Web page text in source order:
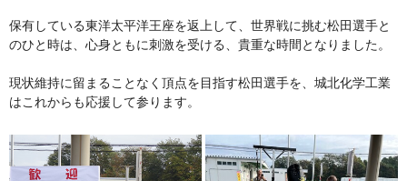
保有している東洋太平洋王座を返上して、世界戦に挑む松田選手と
のひと時は、心身ともに刺激を受ける、貴重な時間となりました。
現状維持に留まることなく頂点を目指す松田選手を、城北化学工業
はこれからも応援して参ります。